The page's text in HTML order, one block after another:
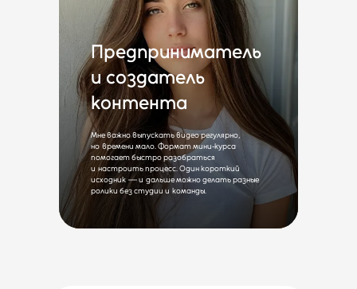
Предприниматель
и создатель
контента
Мне важно выпускать видео регулярно,
но времени мало. Формат мини‑курса
помогает быстро разобраться
и настроить процесс. Один короткий
исходник — и дальше можно делать разные
ролики без студии и команды.